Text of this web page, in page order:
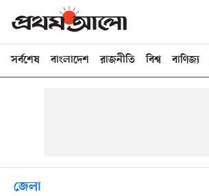
সর্বশেষ বাংলাদেশ রাজনীতি বিশ্ব বাণিজ্য
জেলা